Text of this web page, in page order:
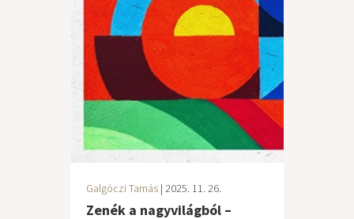
Galgóczi Tamás | 2025. 11. 26.
Zenék a nagyvilágból –